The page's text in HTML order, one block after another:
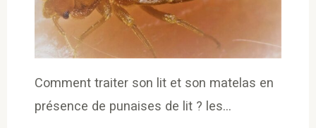
Comment traiter son lit et son matelas en
présence de punaises de lit ? les…